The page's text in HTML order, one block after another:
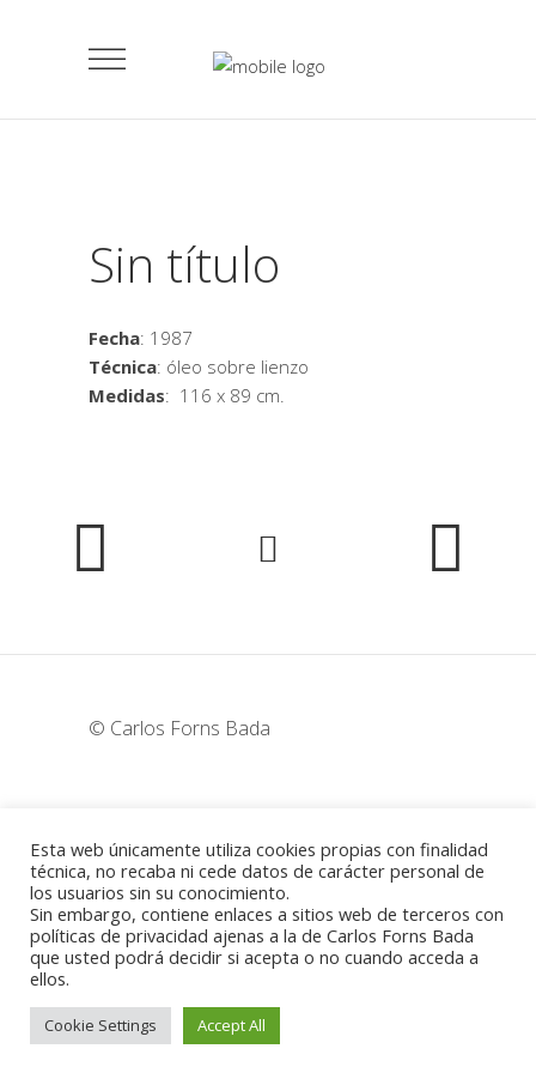
Sin título
Fecha: 1987
Técnica: óleo sobre lienzo
Medidas: 116 x 89 cm.
© Carlos Forns Bada
Madrid - España
Esta web únicamente utiliza cookies propias con finalidad
técnica, no recaba ni cede datos de carácter personal de
los usuarios sin su conocimiento.
Sin embargo, contiene enlaces a sitios web de terceros con
políticas de privacidad ajenas a la de Carlos Forns Bada
que usted podrá decidir si acepta o no cuando acceda a
ellos.
Cookie Settings Accept All